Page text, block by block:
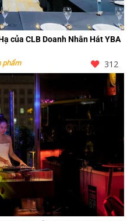
của CLB Doanh Nhân Hát YBA
phẩm 312